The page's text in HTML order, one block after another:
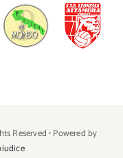
Reserved • Powered by